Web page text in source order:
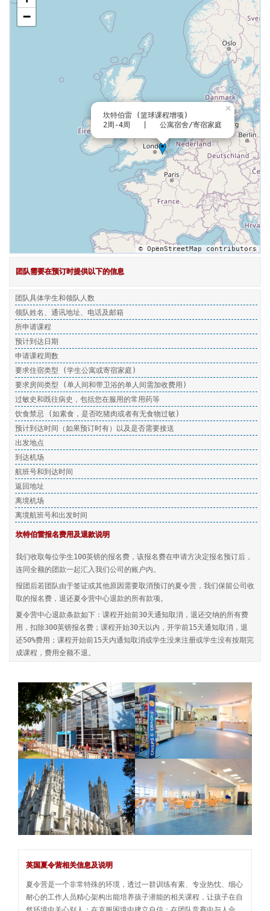
坎特伯雷 (篮球课程增项)
2周-4周 | 公寓宿舍/寄宿家庭
×
−
© OpenStreetMap contributors
团队需要在预订时提供以下的信息
团队具体学生和领队人数
领队姓名、通讯地址、电话及邮箱
所申请课程
预计到达日期
申请课程周数
要求住宿类型 (学生公寓或寄宿家庭)
要求房间类型 (单人间和带卫浴的单人间需加收费用)
过敏史和既往病史，包括您在服用的常用药等
饮食禁忌 (如素食，是否吃猪肉或者有无食物过敏)
预计到达时间（如果预订时有）以及是否需要接送
出发地点
到达机场
航班号和到达时间
返回地址
离境机场
离境航班号和出发时间
坎特伯雷报名费用及退款说明
我们收取每位学生100英镑的报名费，该报名费在申请方决定报名预订后，
连同全额的团款一起汇入我们公司的账户内。
报团后若团队由于签证或其他原因需要取消预订的夏令营，我们保留公司收
取的报名费，退还夏令营中心退款的所有款项。
夏令营中心退款条款如下：课程开始前30天通知取消，退还交纳的所有费
用，扣除300英镑报名费；课程开始30天以内，开学前15天通知取消，退
还50%费用；课程开始前15天内通知取消或学生没来注册或学生没有按期完
成课程，费用全额不退。
英国夏令营相关信息及说明
夏令营是一个非常特殊的环境，透过一群训练有素、专业热忱、细心
耐心的工作人员精心架构出能培养孩子潜能的相关课程，让孩子在自